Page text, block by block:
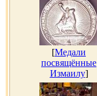
[Медали
посвящённые
Измаилу]